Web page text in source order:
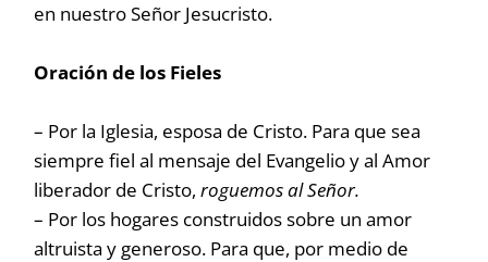
en nuestro Señor Jesucristo.
Oración de los Fieles
– Por la Iglesia, esposa de Cristo. Para que sea
siempre fiel al mensaje del Evangelio y al Amor
liberador de Cristo,roguemos al Señor.
– Por los hogares construidos sobre un amor
altruista y generoso. Para que, por medio de